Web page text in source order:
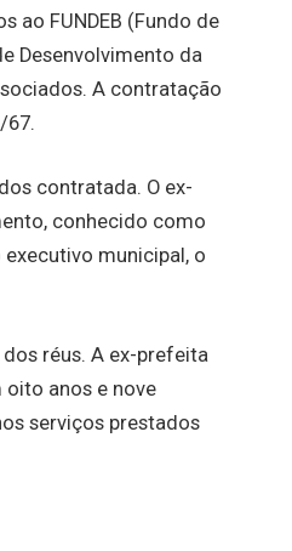
ao FUNDEB (Fundo de
Desenvolvimento da
A contratação
67.
contratada. O ex-
conhecido como
municipal, o
réus. A ex-prefeita
oito anos e nove
serviços prestados